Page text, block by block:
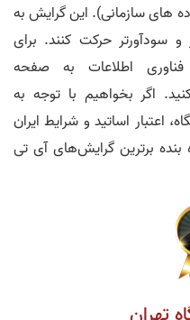
های سازمانی). این گرایش به
سودآورتر حرکت کنند. برای
اطلاعات به صفحه
اگر بخواهیم با توجه به
اعتبار اساتید و شرایط ایران
برترین گرایش‌های آی تی